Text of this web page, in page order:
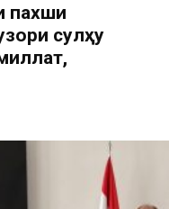
пахши
сулҳу